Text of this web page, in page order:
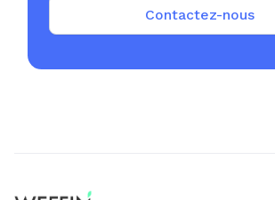
Contactez-nous